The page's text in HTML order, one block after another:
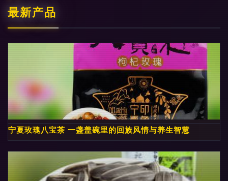
最新产品
宁夏玫瑰八宝茶 一盏盖碗里的回族风情与养生智慧